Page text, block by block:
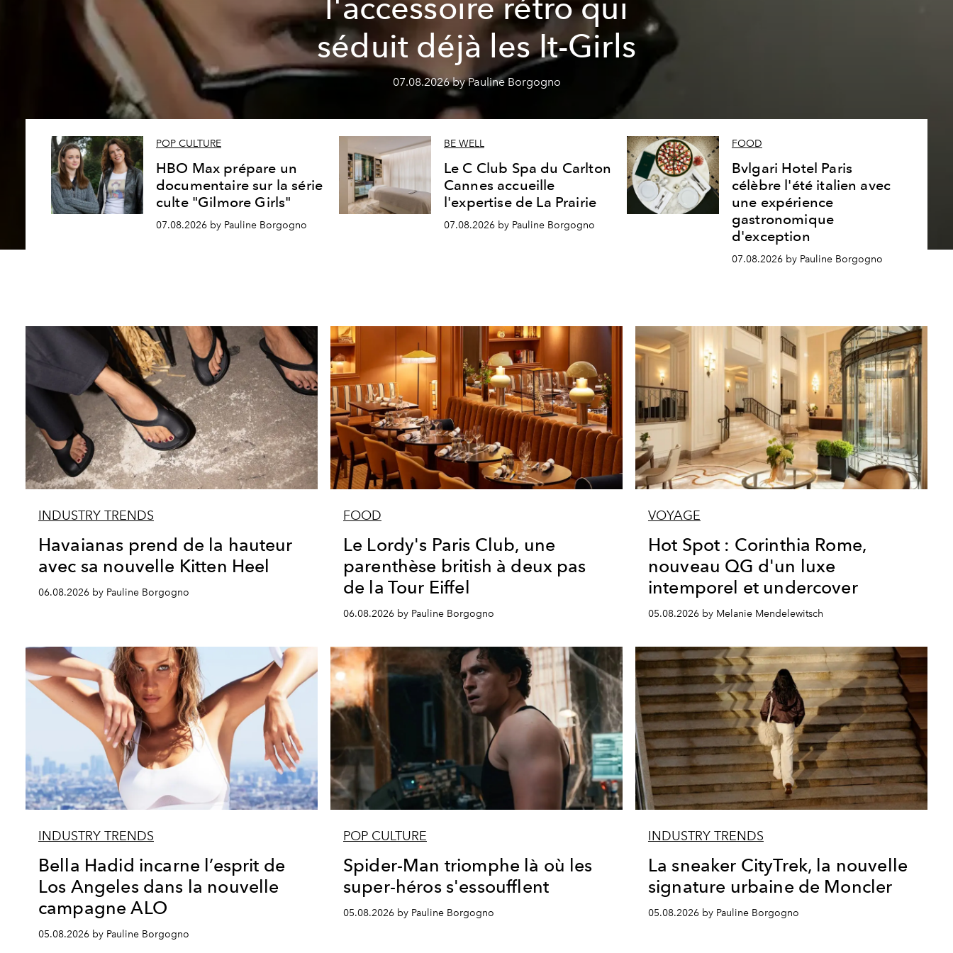
l'accessoire rétro qui
séduit déjà les It-Girls
07.08.2026 by Pauline Borgogno
POP CULTURE
HBO Max prépare un
documentaire sur la série
culte "Gilmore Girls"
07.08.2026 by Pauline Borgogno
BE WELL
Le C Club Spa du Carlton
Cannes accueille
l'expertise de La Prairie
07.08.2026 by Pauline Borgogno
FOOD
Bvlgari Hotel Paris
célèbre l'été italien avec
une expérience
gastronomique
d'exception
07.08.2026 by Pauline Borgogno
INDUSTRY TRENDS
Havaianas prend de la hauteur
avec sa nouvelle Kitten Heel
06.08.2026 by Pauline Borgogno
FOOD
Le Lordy's Paris Club, une
parenthèse british à deux pas
de la Tour Eiffel
06.08.2026 by Pauline Borgogno
VOYAGE
Hot Spot : Corinthia Rome,
nouveau QG d'un luxe
intemporel et undercover
05.08.2026 by Melanie Mendelewitsch
INDUSTRY TRENDS
Bella Hadid incarne l’esprit de
Los Angeles dans la nouvelle
campagne ALO
05.08.2026 by Pauline Borgogno
POP CULTURE
Spider-Man triomphe là où les
super-héros s'essoufflent
05.08.2026 by Pauline Borgogno
INDUSTRY TRENDS
La sneaker CityTrek, la nouvelle
signature urbaine de Moncler
05.08.2026 by Pauline Borgogno